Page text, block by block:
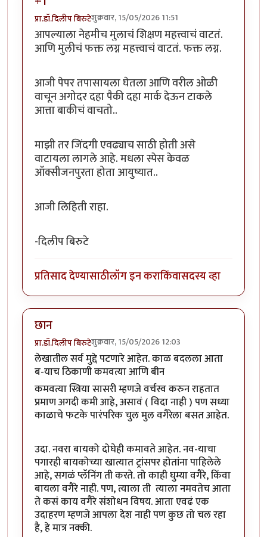
प्रा.डॉ.दिलीप बिरुटेशुक्रवार, 15/05/2026 11:51
आपल्याला नेहमीच मुलाचं शिक्षण महत्त्वाचं वाटतं.
आणि मुलीचं फक्त लग्न महत्त्वाचं वाटतं. फक्त लग्न.
आजी पेपर तपासायला घेतला आणि वरील ओळी
वाचून अगोदर दहा पैकी दहा मार्क देऊन टाकले
आत्ता बाकीचं वाचतो..
माझी तर जिंदगी एवढ्याच साठी होती असे
वाटायला लागले आहे. मधला स्पेस केवळ
ऑक्सीजनपुरता होता आयुष्यात..
आजी लिहिती राहा.
-दिलीप बिरुटे
प्रतिसाद देण्यासाठीलॉग इन कराकिंवासदस्य व्हा
छान
प्रा.डॉ.दिलीप बिरुटेशुक्रवार, 15/05/2026 12:03
लेखातील सर्व मुद्दे पटणारे आहेत. काळ बदलला आता
ब-याच ठिकाणी कमवत्या आणि बीन
कमवत्या स्त्रिया सासरी म्हणजे वर्चस्व करुन राहतात
प्रमाण अगदी कमी आहे, असावं ( विदा नाही ) पण सध्या
काळाचे फटके पारंपरिक चुल मुल वगैरेला बसत आहेत.
उदा. नवरा बायको दोघेही कमावते आहेत. नव-याचा
पगारही बायकोच्या खात्यात ट्रांसपर होतांना पाहिलेले
आहे, सगळं प्लॅनिंग ती करते. तो काही घुम्या वगैरे, किंवा
बायला वगैरे नाही. पण, त्याला ती त्याला नमवतेच आता
ते कसं काय वगैरे संशोधन विषय. आता एवढं एक
उदाहरण म्हणजे आपला देश नाही पण कुछ तो चल रहा
है, हे मात्र नक्की.